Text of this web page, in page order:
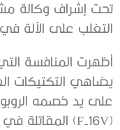
التغلب على الآلة